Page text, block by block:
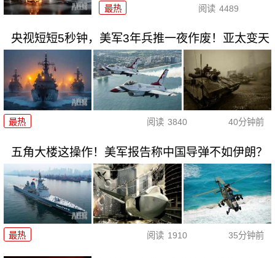
最热 阅读 4489
央视短短5秒钟，美军3年兵推一夜作废！亚太变天
最热 阅读 3840 40分钟前
五角大楼这操作！美军报告称中国导弹不如伊朗？
最热 阅读 1910 35分钟前